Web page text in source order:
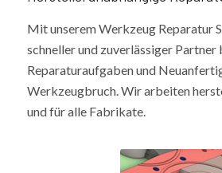
Mit unserem Werkzeug Reparatur
schneller und zuverlässiger Partner
Reparaturaufgaben und
Werkzeugbruch. Wir arbeiten
und für alle Fabrikate.